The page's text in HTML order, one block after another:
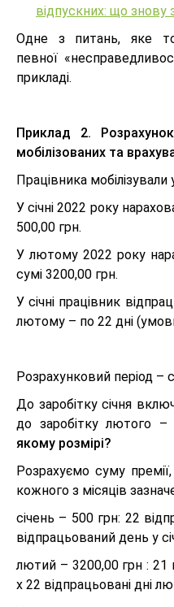
відпускних: що знову
Одне з питань, яке
певної
прикладі.
Приклад 2.
мобілізованих та
Працівника мобілізували
У січні 2022 року
500,00 грн.
У лютому 2022 року
сумі 3200,00 грн.
У січні працівник
лютому – по 22 дні
Розрахунковий період –
До заробітку січня
до заробітку лютого –
якому розмірі?
Розрахуємо суму
кожного з місяців
січень – 500 грн: 22
відпрацьований день у
лютий – 3200,00 грн : 21
х 22 відпрацьовані дні